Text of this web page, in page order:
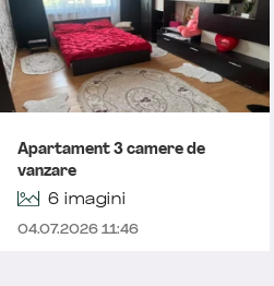
Apartament 3 camere de
vanzare
6 imagini
04.07.2026 11:46